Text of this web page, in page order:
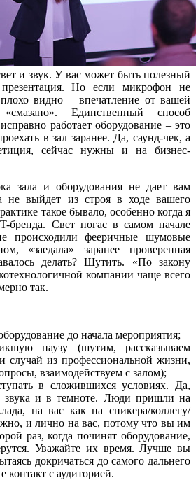
и звук. У вас может быть полезный
Но если микрофон не
видно – впечатление от вашей
Единственный способ
работает оборудование – это
в зал заранее. Да, саунд-чек, а
сейчас нужны и на бизнес-
зала и оборудования не дает вам
не выйдет из строя в ходе вашего
такое бывало, особенно когда я
бренда. Свет погас в самом начале
происходили фееричные шумовые
«заедала» заранее проверенная
делать? Шутить. «По закону
компании чаще всего
так.
до начала мероприятия;
паузу (шутим, рассказываем
случай из профессиональной жизни,
взаимодействуем с залом);
в сложившихся условиях. Да,
звука и в темноте. Люди пришли на
на вас как на спикера/коллегу/
и лично на вас, потому что вы им
раз, когда починят оборудование,
Уважайте их время. Лучше вы
докричаться до самого дальнего
контакт с аудиторией.